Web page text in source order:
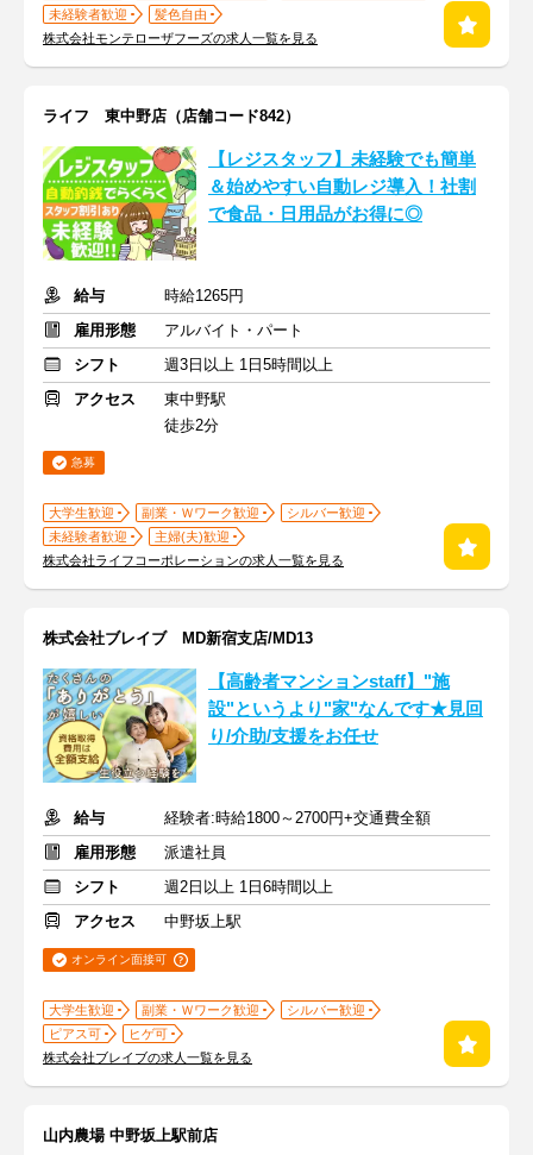
未経験者歓迎
髪色自由
株式会社モンテローザフーズの求人一覧を見る
ライフ 東中野店（店舗コード842）
【レジスタッフ】未経験でも簡単
＆始めやすい自動レジ導入！社割
で食品・日用品がお得に◎
給与
時給1265円
雇用形態
アルバイト・パート
シフト
週3日以上 1日5時間以上
アクセス
東中野駅
徒歩2分
急募
大学生歓迎 副業・Ｗワーク歓迎
シルバー歓迎
未経験者歓迎
主婦(夫)歓迎
株式会社ライフコーポレーションの求人一覧を見る
株式会社ブレイブ MD新宿支店/MD13
【高齢者マンションstaff】"施
設"というより"家"なんです★見回
り/介助/支援をお任せ
給与
経験者:時給1800～2700円+交通費全額
雇用形態
派遣社員
シフト
週2日以上 1日6時間以上
アクセス
中野坂上駅
オンライン面接可
大学生歓迎 副業・Ｗワーク歓迎
シルバー歓迎
ピアス可
ヒゲ可
株式会社ブレイブの求人一覧を見る
山内農場 中野坂上駅前店